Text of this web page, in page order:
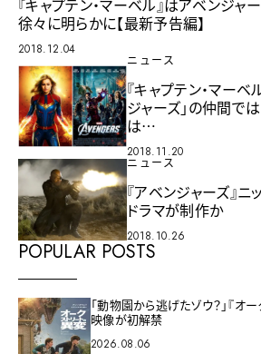
徐々に明らかに【最新予告編】
2018.12.04
ニュース
『キャプテン・マーベ
ジャーズ」の仲間で
は…
2018.11.20
ニュース
『アベンジャーズ』ニ
ドラマが制作か
2018.10.26
POPULAR POSTS
「動物園から逃げたゾウ？」『オ
映像が初解禁
2026.08.06